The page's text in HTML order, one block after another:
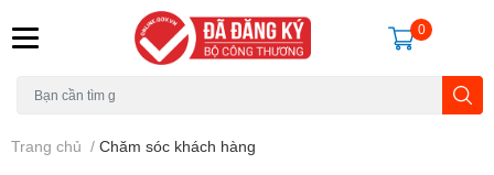
0
Trang chủ / Chăm sóc khách hàng